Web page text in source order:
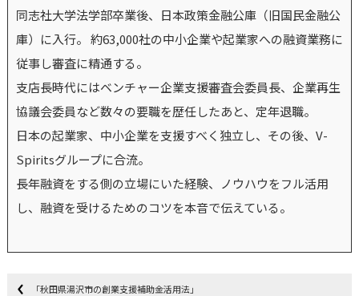
同志社大学法学部卒業後、日本政策金融公庫（旧国民金融公
庫）に入行。 約63,000社の中小企業や起業家への融資業務に
従事し審査に精通する。
支店長時代にはベンチャー企業支援審査会委員長、企業再生
協議会委員など数々の要職を歴任したあと、定年退職。
日本の起業家、中小企業を支援すべく独立し、その後、V-
Spiritsグループに合流。
長年融資をする側の立場にいた経験、ノウハウをフル活用
し、融資を受けるためのコツを本音で伝えている。
「秋田県湯沢市の創業支援補助金活用法」